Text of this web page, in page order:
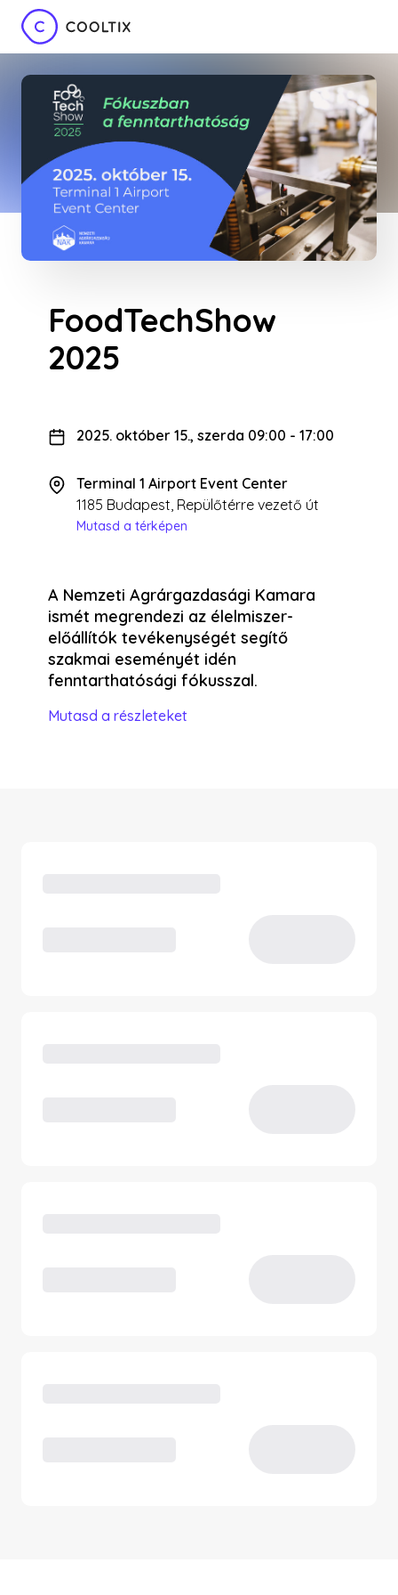
FoodTechShow
2025
2025. október 15., szerda 09:00 - 17:00
Terminal 1 Airport Event Center
1185 Budapest, Repülőtérre vezető út
Mutasd a térképen
A Nemzeti Agrárgazdasági Kamara
ismét megrendezi az élelmiszer-
előállítók tevékenységét segítő
szakmai eseményét idén
fenntarthatósági fókusszal.
Mutasd a részleteket